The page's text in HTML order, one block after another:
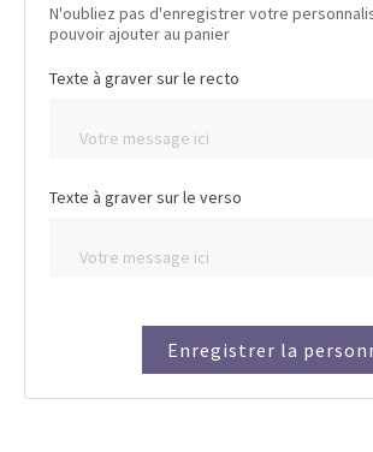
N'oubliez pas d'enregistrer votre
pouvoir ajouter au panier
Texte à graver sur le recto
Texte à graver sur le verso
Enregistrer la